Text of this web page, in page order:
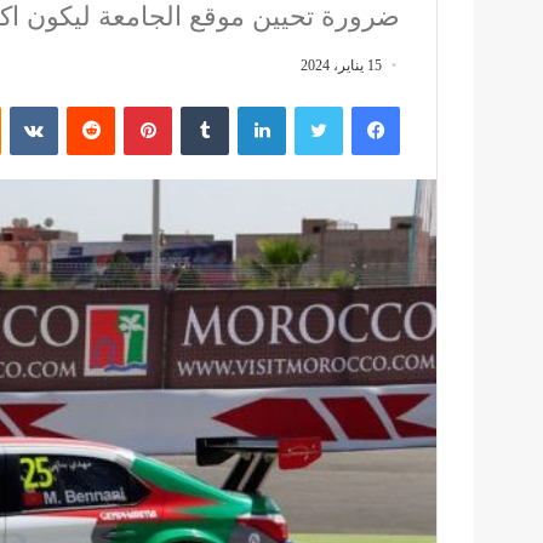
ضرورة تحيين موقع الجامعة ليكون
15 يناير، 2024
فيسبوك تويتر لينكدإن بينتيريست